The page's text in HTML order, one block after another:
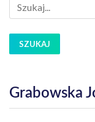
SZUKAJ
Grabowska